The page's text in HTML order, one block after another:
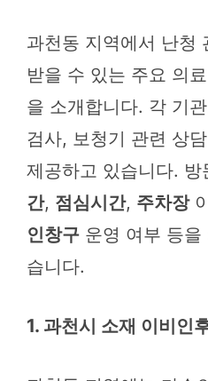
과천동 지역에서 난청
받을 수 있는 주요 의
을 소개합니다. 각 기
검사, 보청기 관련 상
제공하고 있습니다. 방
간, 점심시간, 주차장
인창구 운영 여부 등
습니다.
1. 과천시 소재 이비인